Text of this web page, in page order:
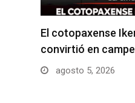
El cotopaxense
convirtió en
agosto 5, 2026